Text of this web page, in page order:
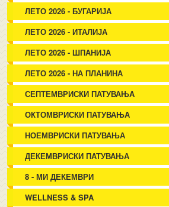
ЛЕТО 2026 - БУГАРИЈА
ЛЕТО 2026 - ИТАЛИЈА
ЛЕТО 2026 - ШПАНИЈА
ЛЕТО 2026 - НА ПЛАНИНА
СЕПТЕМВРИСКИ ПАТУВАЊА
ОКТОМВРИСКИ ПАТУВАЊА
НОЕМВРИСКИ ПАТУВАЊА
ДЕКЕМВРИСКИ ПАТУВАЊА
8 - МИ ДЕКЕМВРИ
WELLNESS & SPA